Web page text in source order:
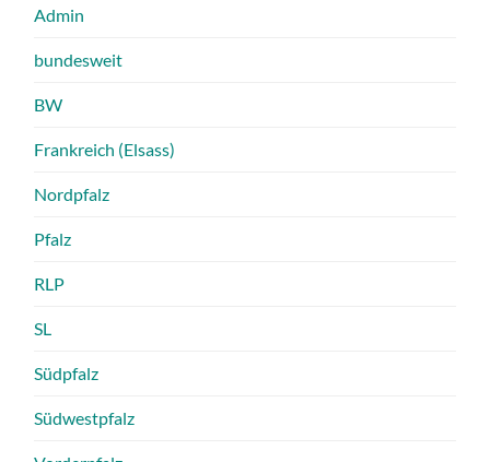
Admin
bundesweit
BW
Frankreich (Elsass)
Nordpfalz
Pfalz
RLP
SL
Südpfalz
Südwestpfalz